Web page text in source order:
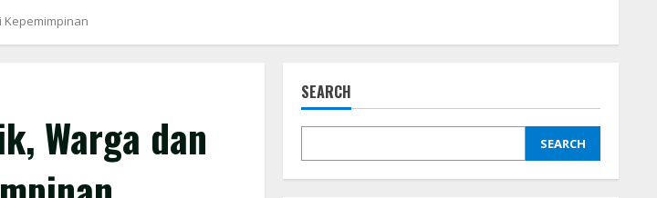
Kepemimpinan
Warga dan
SEARCH
SEARCH